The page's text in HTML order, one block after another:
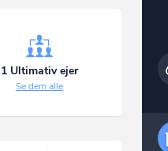
1 Ultimativ ejer
Se dem alle